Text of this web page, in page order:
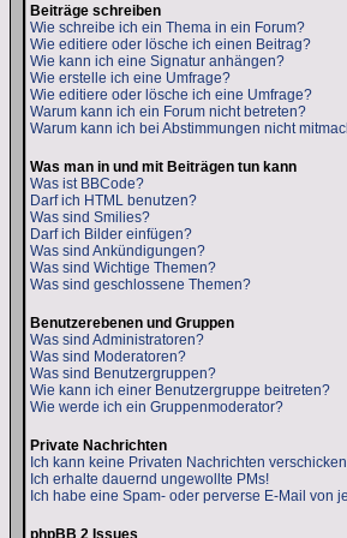
Beiträge schreiben
Wie schreibe ich ein Thema in ein Forum?
Wie editiere oder lösche ich einen Beitrag?
Wie kann ich eine Signatur anhängen?
Wie erstelle ich eine Umfrage?
Wie editiere oder lösche ich eine Umfrage?
Warum kann ich ein Forum nicht betreten?
Warum kann ich bei Abstimmungen nicht
Was man in und mit Beiträgen tun kann
Was ist BBCode?
Darf ich HTML benutzen?
Was sind Smilies?
Darf ich Bilder einfügen?
Was sind Ankündigungen?
Was sind Wichtige Themen?
Was sind geschlossene Themen?
Benutzerebenen und Gruppen
Was sind Administratoren?
Was sind Moderatoren?
Was sind Benutzergruppen?
Wie kann ich einer Benutzergruppe beitreten?
Wie werde ich ein Gruppenmoderator?
Private Nachrichten
Ich kann keine Privaten Nachrichten
Ich erhalte dauernd ungewollte PMs!
Ich habe eine Spam- oder perverse E-Mail von
phpBB 2 Issues